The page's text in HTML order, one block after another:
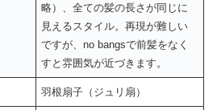
略）、全ての髪の長さが同じに
見えるスタイル。再現が難しい
ですが、no bangsで前髪をなく
すと雰囲気が近づきます。
羽根扇子（ジュリ扇）